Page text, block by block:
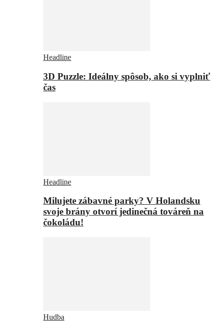
Headline
3D Puzzle: Ideálny spôsob, ako si vyplniť
čas
Headline
Milujete zábavné parky? V Holandsku
svoje brány otvorí jedinečná továreň na
čokoládu!
Hudba